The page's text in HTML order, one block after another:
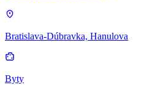
Bratislava-Dúbravka, Hanulova
Byty